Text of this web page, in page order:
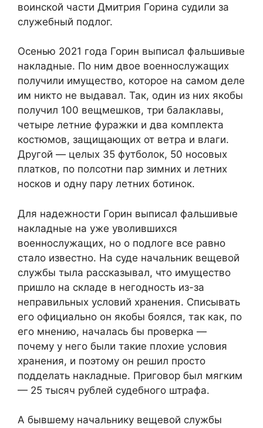
воинской части Дмитрия Горина судили за
служебный подлог.
Осенью 2021 года Горин выписал фальшивые
накладные. По ним двое военнослужащих
получили имущество, которое на самом деле
им никто не выдавал. Так, один из них якобы
получил 100 вещмешков, три балаклавы,
четыре летние фуражки и два комплекта
костюмов, защищающих от ветра и влаги.
Другой — целых 35 футболок, 50 носовых
платков, по полсотни пар зимних и летних
носков и одну пару летних ботинок.
Для надежности Горин выписал фальшивые
накладные на уже уволившихся
военнослужащих, но о подлоге все равно
стало известно. На суде начальник вещевой
службы тыла рассказывал, что имущество
пришло на складе в негодность из-за
неправильных условий хранения. Списывать
его официально он якобы боялся, так как, по
его мнению, началась бы проверка —
почему у него были такие плохие условия
хранения, и поэтому он решил просто
подделать накладные. Приговор был мягким
— 25 тысяч рублей судебного штрафа.
А бывшему начальнику вещевой службы